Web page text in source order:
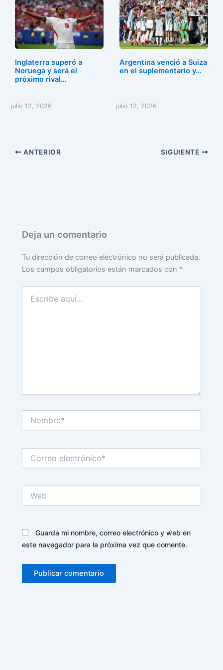
Inglaterra superó a
Noruega y será el
próximo rival…
julio 12, 2026
Argentina venció a Suiza
en el suplementario y…
julio 12, 2026
ANTERIOR SIGUIENTE
Deja un comentario
Tu dirección de correo electrónico no será publicada.
Los campos obligatorios están marcados con *
aquí...
electrónico*
Guarda mi nombre, correo electrónico y web en
este navegador para la próxima vez que comente.